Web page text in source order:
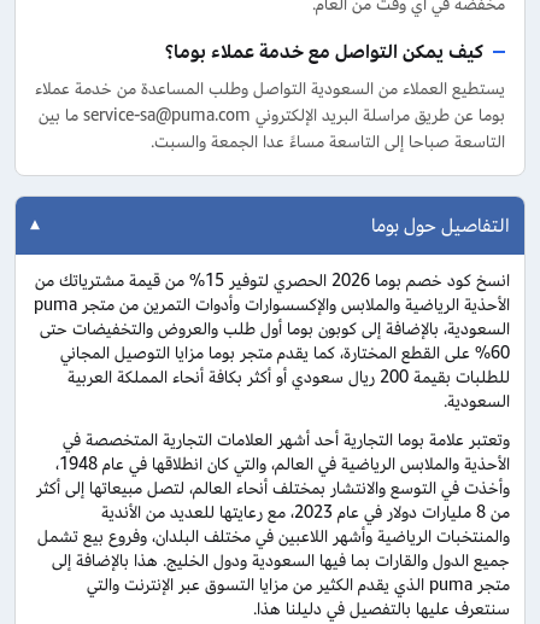
كيف يمكن التواصل مع خدمة عملاء بوما؟
يستطيع العملاء من السعودية التواصل وطلب المساعدة من خدمة عملاء
بوما عن طريق مراسلة البريد الإلكتروني service-sa@puma.com ما بين
التاسعة صباحا إلى التاسعة مساءً عدا الجمعة والسبت.
التفاصيل حول بوما
انسخ كود خصم بوما 2026 الحصري لتوفير 15% من قيمة مشترياتك من
الأحذية الرياضية والملابس والإكسسوارات وأدوات التمرين من متجر puma
السعودية، بالإضافة إلى كوبون بوما أول طلب والعروض والتخفيضات حتى
60% على القطع المختارة، كما يقدم متجر بوما مزايا التوصيل المجاني
للطلبات بقيمة 200 ريال سعودي أو أكثر بكافة أنحاء المملكة العربية
السعودية.
وتعتبر علامة بوما التجارية أحد أشهر العلامات التجارية المتخصصة في
الأحذية والملابس الرياضية في العالم، والتي كان انطلاقها في عام 1948،
وأخذت في التوسع والانتشار بمختلف أنحاء العالم، لتصل مبيعاتها إلى أكثر
من 8 مليارات دولار في عام 2023، مع رعايتها للعديد من الأندية
والمنتخبات الرياضية وأشهر اللاعبين في مختلف البلدان، وفروع بيع تشمل
جميع الدول والقارات بما فيها السعودية ودول الخليج. هذا بالإضافة إلى
متجر puma الذي يقدم الكثير من مزايا التسوق عبر الإنترنت والتي
سنتعرف عليها بالتفصيل في دليلنا هذا.